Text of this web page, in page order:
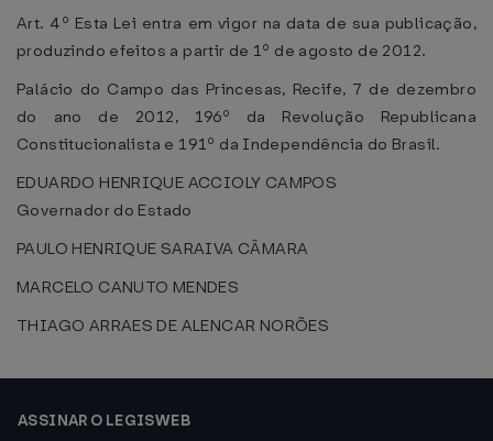
Art. 4º Esta Lei entra em vigor na data de sua publicação,
produzindo efeitos a partir de 1º de agosto de 2012.
Palácio do Campo das Princesas, Recife, 7 de dezembro
do ano de 2012, 196º da Revolução Republicana
Constitucionalista e 191º da Independência do Brasil.
EDUARDO HENRIQUE ACCIOLY CAMPOS
Governador do Estado
PAULO HENRIQUE SARAIVA CÂMARA
MARCELO CANUTO MENDES
THIAGO ARRAES DE ALENCAR NORÕES
ASSINAR O LEGISWEB